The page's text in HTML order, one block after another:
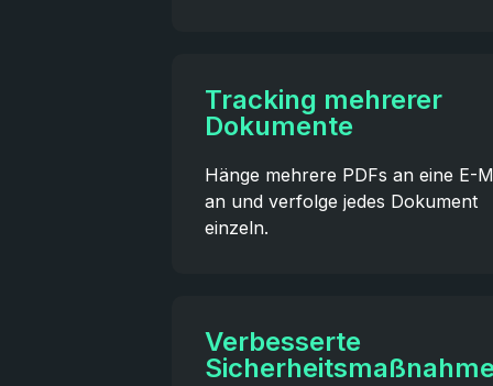
Tracking mehrerer
Dokumente
Hänge mehrere PDFs an eine E-
an und verfolge jedes Dokument
einzeln.
Verbesserte